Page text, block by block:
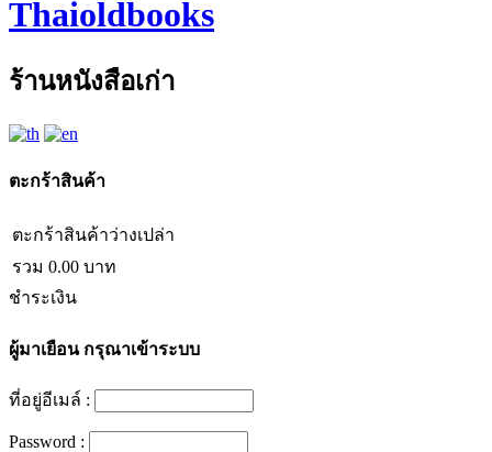
Thaioldbooks
ร้านหนังสือเก่า
ตะกร้าสินค้า
ตะกร้าสินค้าว่างเปล่า
รวม 0.00 บาท
ชำระเงิน
ผู้มาเยือนกรุณาเข้าระบบ
ที่อยู่อีเมล์ :
Password :